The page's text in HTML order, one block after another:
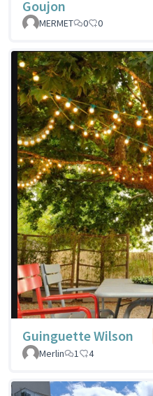
Goujon
MERMET
0 0
Guinguette Wilson
Merlin
1 4